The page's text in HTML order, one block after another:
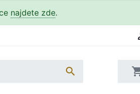
najdete zde.
